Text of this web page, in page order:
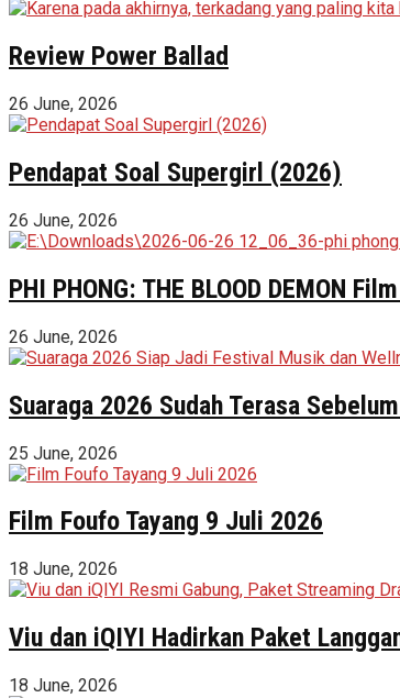
Review Power Ballad
26 June, 2026
Pendapat Soal Supergirl (2026)
26 June, 2026
PHI PHONG: THE BLOOD DEMON
26 June, 2026
Suaraga 2026 Sudah Terasa
25 June, 2026
Film Foufo Tayang 9 Juli 2026
18 June, 2026
Viu dan iQIYI Hadirkan Paket
18 June, 2026